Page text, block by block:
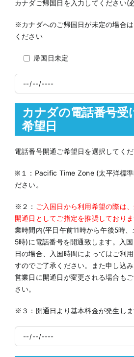
カナダご帰国日を入力してください(
※カナダへのご帰国日が未定の場合
ください
帰国日未定
カナダの電話番号受
希望日
電話番号開通ご希望日を選択してく
※１：Pacific Time Zone (太平洋標準
ださい。
※２： ご入国日から利用希望の際は
開通日としてご指定を推奨しておりま
業時間内(平日午前11時から午後5時
5時)に電話番号を開通致します。入
日の場合、入国時間によってはご利
すのでご了承ください。また申し込
営業日に開通日が変更される場合も
さい。
※３：開通日より基本料金が発生しま